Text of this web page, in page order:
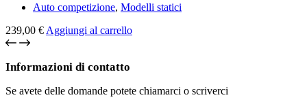
Auto competizione, Modelli statici
239,00 € Aggiungi al carrello
Informazioni di contatto
Se avete delle domande potete chiamarci o scriverci